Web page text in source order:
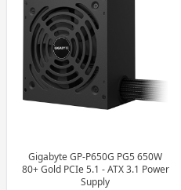
Gigabyte GP-P650G PG5 650W
80+ Gold PCIe 5.1 - ATX 3.1 Power
Supply